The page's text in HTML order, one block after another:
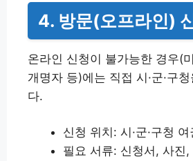
4. 방문(오프라인)
온라인 신청이 불가능한 경우(
개명자 등)에는 직접 시·군·구
다.
신청 위치: 시·군·구청
필요 서류: 신청서, 사진